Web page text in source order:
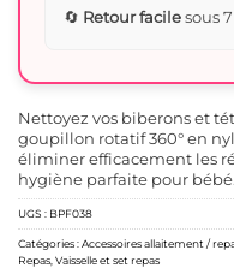
Nettoyez vos biberons et
goupillon rotatif 360° en
éliminer efficacement les
hygiène parfaite pour bébé.
🔄 Retour facilesous
UGS : BPF038
Catégories :Accessoires allaitement /
Repas Vaisselle et set repas